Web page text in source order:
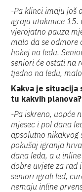
-Pa klinci imaju još
igraju utakmice 15.
vjerojatno pauza
malo da se odmore
hokej na ledu.
seniori će ostati na
tjedno na ledu,
Kakva je situacija
tu kakvih planova?
-Pa iskreno, uopće
mjesec i pol dana
apsolutno nikakvog
pokušaj igranja
dana leda, a u
dobre uvjete za rad
seniori igrali led,
nemaju inline